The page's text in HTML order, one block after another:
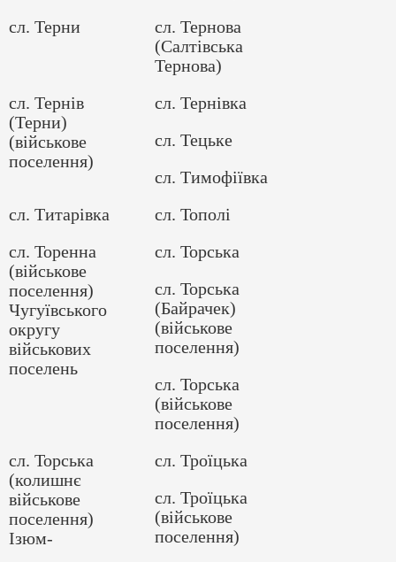
сл. Терни
сл. Тернова
(Салтівська
Тернова)
сл. Тернів
(Терни)
(військове
поселення)
сл. Тернівка
сл. Тецьке
сл. Тимофіївка
сл. Титарівка
сл. Тополі
сл. Торенна
(військове
поселення)
Чугуївського
округу
військових
поселень
сл. Торська
сл. Торська
(Байрачек)
(військове
поселення)
сл. Торська
(військове
поселення)
сл. Торська
(колишнє
військове
поселення)
Ізюм-
сл. Троїцька
сл. Троїцька
(військове
поселення)